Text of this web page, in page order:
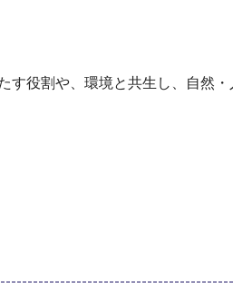
役割や、環境と共生し、自然